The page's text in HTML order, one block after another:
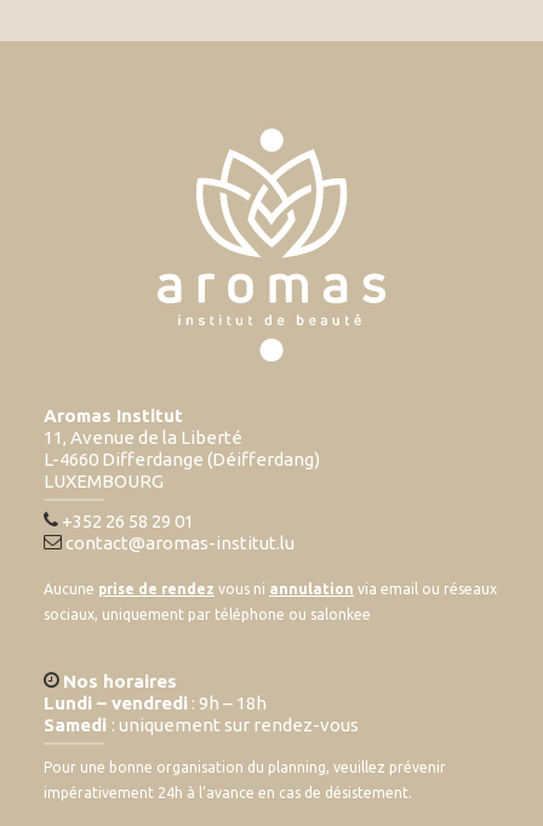
Aromas Institut
11, Avenue de la Liberté
L-4660 Differdange (Déifferdang)
LUXEMBOURG
+352 26 58 29 01
contact@aromas-institut.lu
Aucune prise de rendez vous ni annulation via email ou réseaux
sociaux, uniquement par téléphone ou salonkee
Nos horaires
Lundi – vendredi : 9h – 18h
Samedi : uniquement sur rendez-vous
Pour une bonne organisation du planning, veuillez prévenir
impérativement 24h à l’avance en cas de désistement.